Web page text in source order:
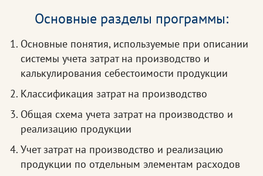
Основные разделы программы:
Основные понятия, используемые при описании
системы учета затрат на производство и
калькулирования себестоимости продукции
Классификация затрат на производство
Общая схема учета затрат на производство и
реализацию продукции
Учет затрат на производство и реализацию
продукции по отдельным элементам расходов